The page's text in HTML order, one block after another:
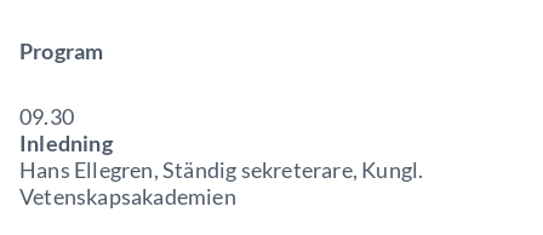
Program
09.30
Inledning
Hans Ellegren, Ständig sekreterare, Kungl.
Vetenskapsakademien